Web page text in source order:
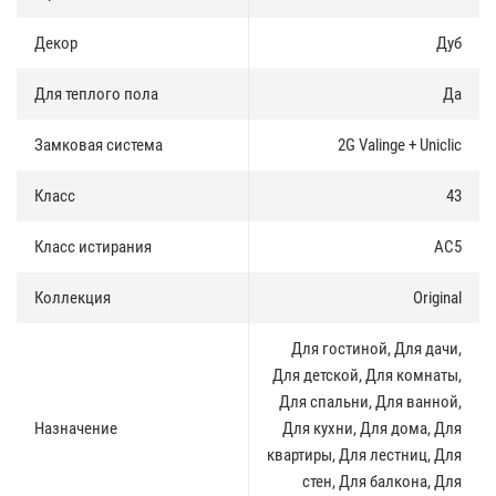
соответствует 43 классу износостойкости. Позволяет укладывать
NATURA в помещениях с высокой проходимостью, а также
нажатия.
Синхронная поверхность
эмбоссирования, NATURA внешне практически идентична паркету
Каменно-полимерный композит (SPC) высокой прочности.
Благодаря высокой стабильности при перепадах температуры,
NATURA может быть уложена в помещениях с системами тёплого
пола (за исключением инфракрасных систем подогрева)
Декор Дуб
Для теплого пола Да
Замковая система 2G Valinge + Uniclic
Класс 43
Класс истирания AC5
Коллекция Original
Назначение
Для гостиной, Для дачи,
Для детской, Для комнаты,
Для спальни, Для ванной,
Для кухни, Для дома, Для
квартиры, Для лестниц, Для
стен, Для балкона, Для